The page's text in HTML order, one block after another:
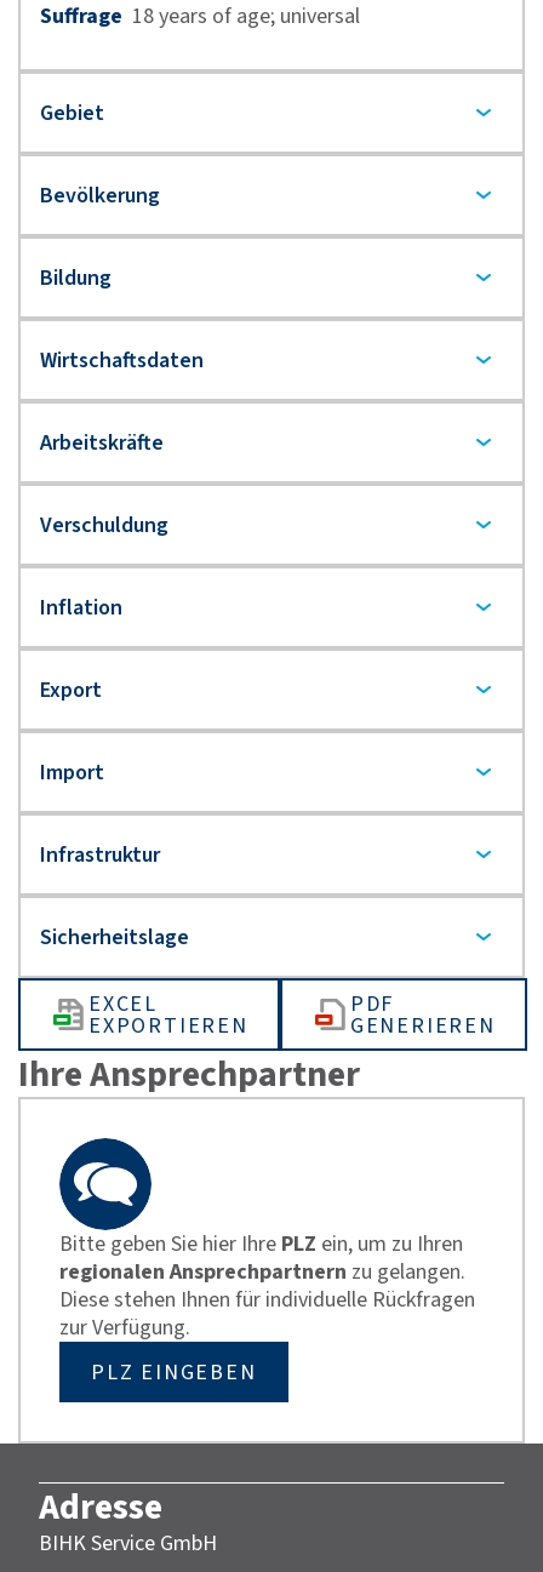
Suffrage 18 years of age; universal
EXCEL
EXPORTIEREN
PDF
GENERIEREN
Ihre Ansprechpartner
Bitte geben Sie hier Ihre PLZ ein, um zu Ihren
regionalen Ansprechpartnern zu gelangen.
Diese stehen Ihnen für individuelle Rückfragen
zur Verfügung.
PLZ EINGEBEN
Adresse
BIHK Service GmbH